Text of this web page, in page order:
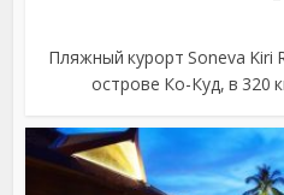
Пляжный курорт Soneva Kiri
острове Ко-Куд, в 320